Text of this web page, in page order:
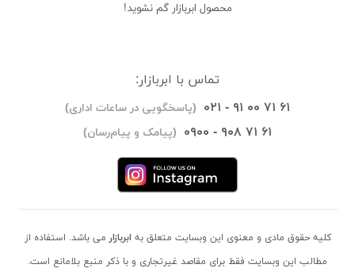
محصول ابربازار گم نشوید!
تماس با ابربازار:
۰۲۱ - ۹۱ ۰۰ ۷۱ ۶۱ (پاسخگویی در ساعات اداری)
۰۹۰۰ - ۹۰۸ ۷۱ ۶۱ (پیامک و پیام‌رسان)
کلیه حقوق مادی و معنوی این وبسایت متعلق به ابربازار می باشد. استفاده از
مطالب این وبسایت فقط برای مقاصد غیرتجاری و با ذکر منبع بلامانع است.